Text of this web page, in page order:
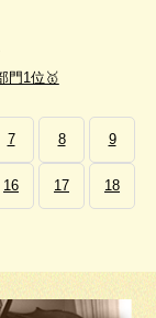
門1位🥇
7 8 9
16 17 18